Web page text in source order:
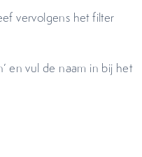
vervolgens het filter
en vul de naam in bij het